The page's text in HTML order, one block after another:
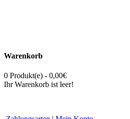
Warenkorb
0 Produkt(e) - 0,00€
Ihr Warenkorb ist leer!